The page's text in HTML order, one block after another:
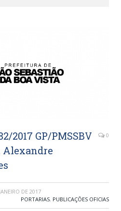
2017 GP/PMSSBV
Alexandre
0
DE 2017
PORTARIAS, PUBLICAÇÕES OFICIAS